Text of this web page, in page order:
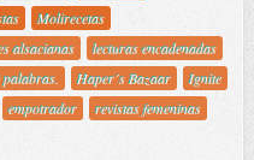
Molirecetas
alsacianas
lecturas encadenadas
palabras. Haper´s Bazaar
Ignite
empotrador
revistas femeninas